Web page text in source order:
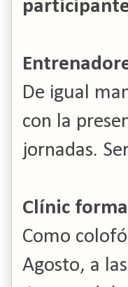
De igual
con la
jornadas.
Clínic
Como
Agosto, a